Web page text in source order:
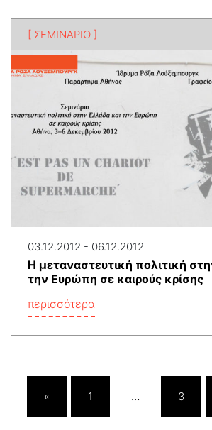
[ ΣΕΜΙΝΑΡΙΟ ]
03.12.2012 - 06.12.2012
Η μεταναστευτική πολιτική
την Ευρώπη σε καιρούς κρίσης
περισσότερα
« 1 … 3